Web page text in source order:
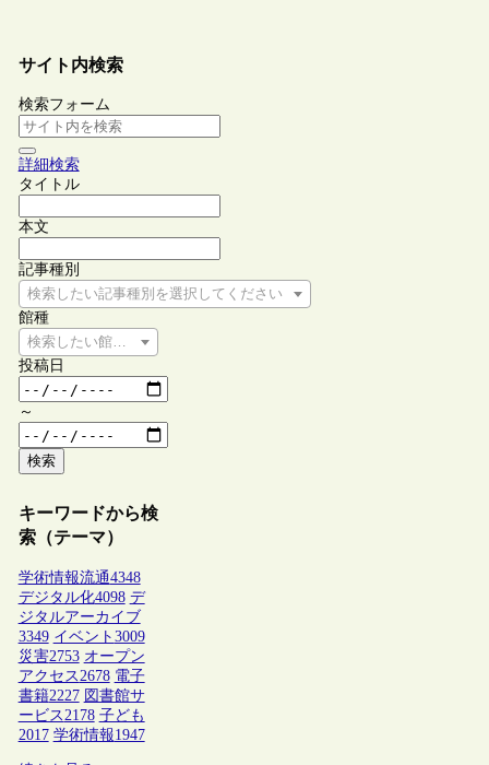
サイト内検索
検索フォーム
詳細検索
タイトル
本文
記事種別
検索したい記事種別を選択してください
館種
検索したい館種を選択してください
投稿日
～
検索
キーワードから検
索（テーマ）
学術情報流通4348
デジタル化4098 デ
ジタルアーカイブ
3349 イベント 3009
災害2753 オープン
アクセス 2678 電子
書籍2227 図書館サ
ービス 2178 子ども
2017 学術情報1947